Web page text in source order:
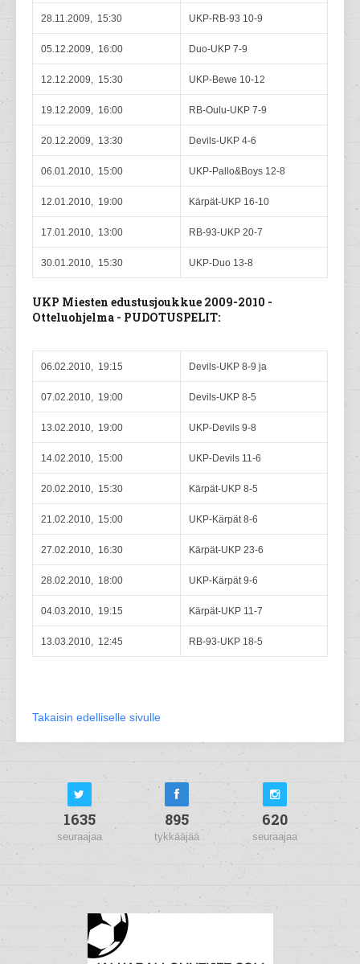
28.11.2009, 15:30 UKP-RB-93 10-9
05.12.2009, 16:00 Duo-UKP 7-9
12.12.2009, 15:30 UKP-Bewe 10-12
19.12.2009, 16:00 RB-Oulu-UKP 7-9
20.12.2009, 13:30 Devils-UKP 4-6
06.01.2010, 15:00 UKP-Pallo&Boys 12-8
12.01.2010, 19:00 Kärpät-UKP 16-10
17.01.2010, 13:00 RB-93-UKP 20-7
30.01.2010, 15:30 UKP-Duo 13-8
UKP Miesten edustusjoukkue 2009-2010 -
Otteluohjelma - PUDOTUSPELIT:
06.02.2010, 19:15 Devils-UKP 8-9 ja
07.02.2010, 19:00 Devils-UKP 8-5
13.02.2010, 19:00 UKP-Devils 9-8
14.02.2010, 15:00 UKP-Devils 11-6
20.02.2010, 15:30 Kärpät-UKP 8-5
21.02.2010, 15:00 UKP-Kärpät 8-6
27.02.2010, 16:30 Kärpät-UKP 23-6
28.02.2010, 18:00 UKP-Kärpät 9-6
04.03.2010, 19:15 Kärpät-UKP 11-7
13.03.2010, 12:45 RB-93-UKP 18-5
Takaisin edelliselle sivulle
1635
seuraajaa
895
tykkääjää
620
seuraajaa